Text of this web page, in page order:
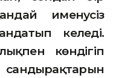
именусіз
келеді.
көндігіп